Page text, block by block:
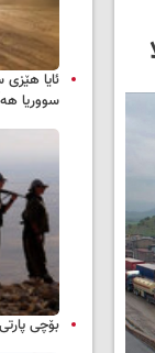
ئایا هێزی
سووریا
بۆچی